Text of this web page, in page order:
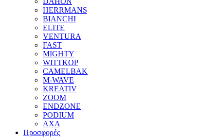
HERRMANS
BIANCHI
ELITE
VENTURA
FAST
MIGHTY
WITTKOP
CAMELBAK
M-WAVE
KREATIV
ZOOM
ENDZONE
PODIUM
AXA
Προσφορές